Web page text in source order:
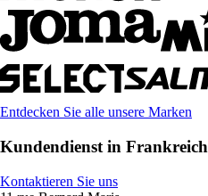
Entdecken Sie alle unsere Marken
Kundendienst in Frankreich
Kontaktieren Sie uns